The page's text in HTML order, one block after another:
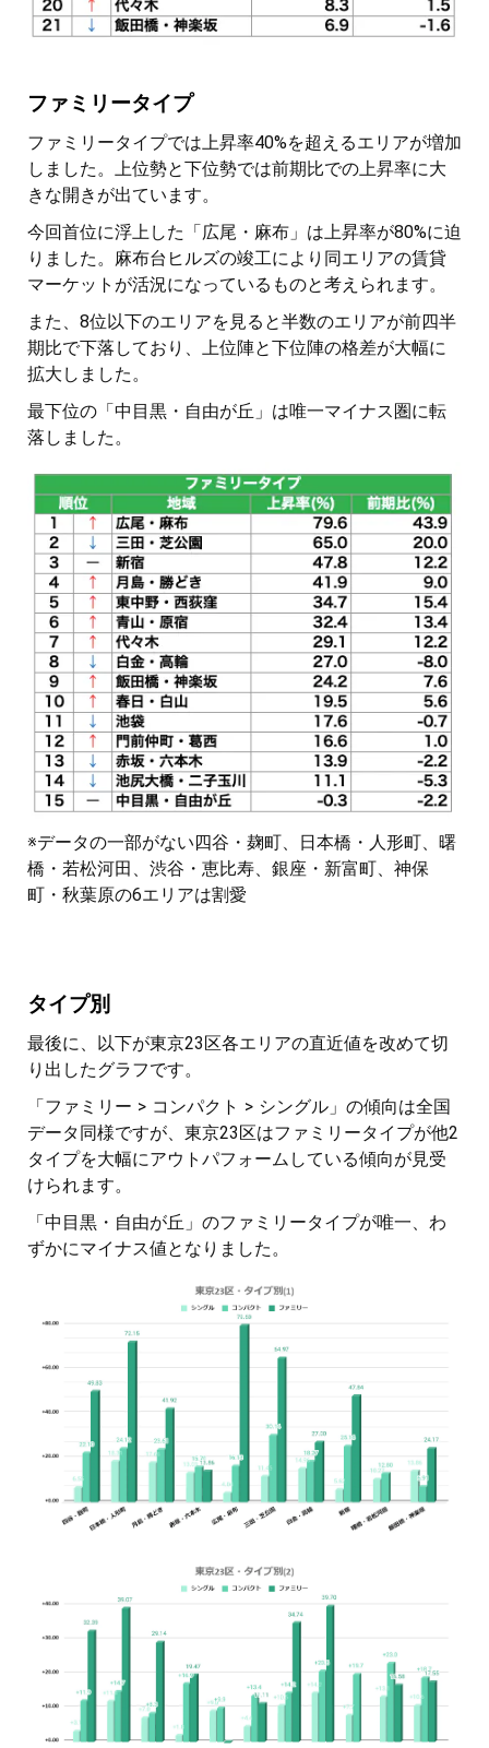
ファミリータイプ
ファミリータイプでは上昇率40%を超えるエリアが増加
しました。上位勢と下位勢では前期比での上昇率に大
きな開きが出ています。
今回首位に浮上した「広尾・麻布」は上昇率が80%に迫
りました。麻布台ヒルズの竣工により同エリアの賃貸
マーケットが活況になっているものと考えられます。
また、8位以下のエリアを見ると半数のエリアが前四半
期比で下落しており、上位陣と下位陣の格差が大幅に
拡大しました。
最下位の「中目黒・自由が丘」は唯一マイナス圏に転
落しました。
※データの一部がない四谷・麹町、日本橋・人形町、曙
橋・若松河田、渋谷・恵比寿、銀座・新富町、神保
町・秋葉原の6エリアは割愛
タイプ別
最後に、以下が東京23区各エリアの直近値を改めて切
り出したグラフです。
「ファミリー > コンパクト > シングル」の傾向は全国
データ同様ですが、東京23区はファミリータイプが他2
タイプを大幅にアウトパフォームしている傾向が見受
けられます。
「中目黒・自由が丘」のファミリータイプが唯一、わ
ずかにマイナス値となりました。